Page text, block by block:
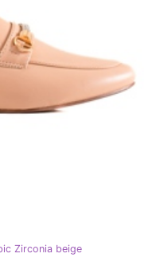
Zirconia beige